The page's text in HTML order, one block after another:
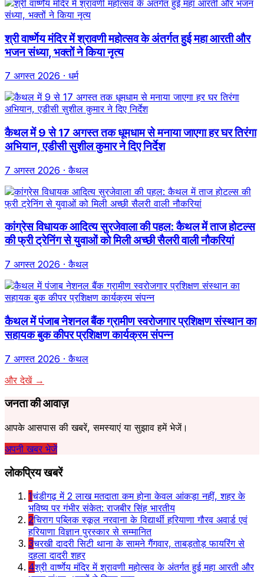
श्री वार्ष्णेय मंदिर में श्रावणी महोत्सव के अंतर्गत हुई महा आरती और
भजन संध्या, भक्तों ने किया नृत्य
7 अगस्त 2026 · धर्म
कैथल में 9 से 17 अगस्त तक धूमधाम से मनाया जाएगा हर घर तिरंगा
अभियान, एडीसी सुशील कुमार ने दिए निर्देश
7 अगस्त 2026 · कैथल
कांग्रेस विधायक आदित्य सुरजेवाला की पहल: कैथल में ताज होटल्स
की फ्री ट्रेनिंग से युवाओं को मिली अच्छी सैलरी वाली नौकरियां
7 अगस्त 2026 · कैथल
कैथल में पंजाब नेशनल बैंक ग्रामीण स्वरोजगार प्रशिक्षण संस्थान का
सहायक बुक कीपर प्रशिक्षण कार्यक्रम संपन्न
7 अगस्त 2026 · कैथल
और देखें →
जनता की आवाज़
आपके आसपास की खबरें, समस्याएं या सुझाव हमें भेजें।
अपनी खबर भेजें
लोकप्रिय खबरें
1चंडीगढ़ में 2 लाख मतदाता कम होना केवल आंकड़ा नहीं, शहर के
भविष्य पर गंभीर संकेत: राजबीर सिंह भारतीय
2चिराग पब्लिक स्कूल नरवाना के विद्यार्थी हरियाणा गौरव अवार्ड एवं
हरियाणा विज्ञान पुरस्कार से सम्मानित
3चरखी दादरी सिटी थाना के सामने गैंगवार, ताबड़तोड़ फायरिंग से
दहला दादरी शहर
4श्री वार्ष्णेय मंदिर में श्रावणी महोत्सव के अंतर्गत हुई महा आरती और